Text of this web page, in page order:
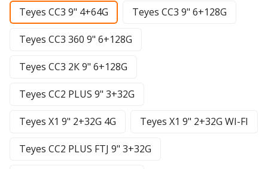
Teyes CC3 9" 4+64G Teyes CC3 9" 6+128G
Teyes CC3 360 9" 6+128G
Teyes CC3 2К 9" 6+128G
Teyes CC2 PLUS 9" 3+32G
Teyes X1 9" 2+32G 4G Teyes X1 9" 2+32G WI-FI
Teyes CC2 PLUS FTJ 9" 3+32G